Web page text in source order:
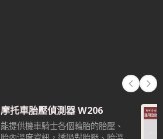
摩托車胎壓偵測器 W206
能提供機車騎士各個輪胎的胎壓、